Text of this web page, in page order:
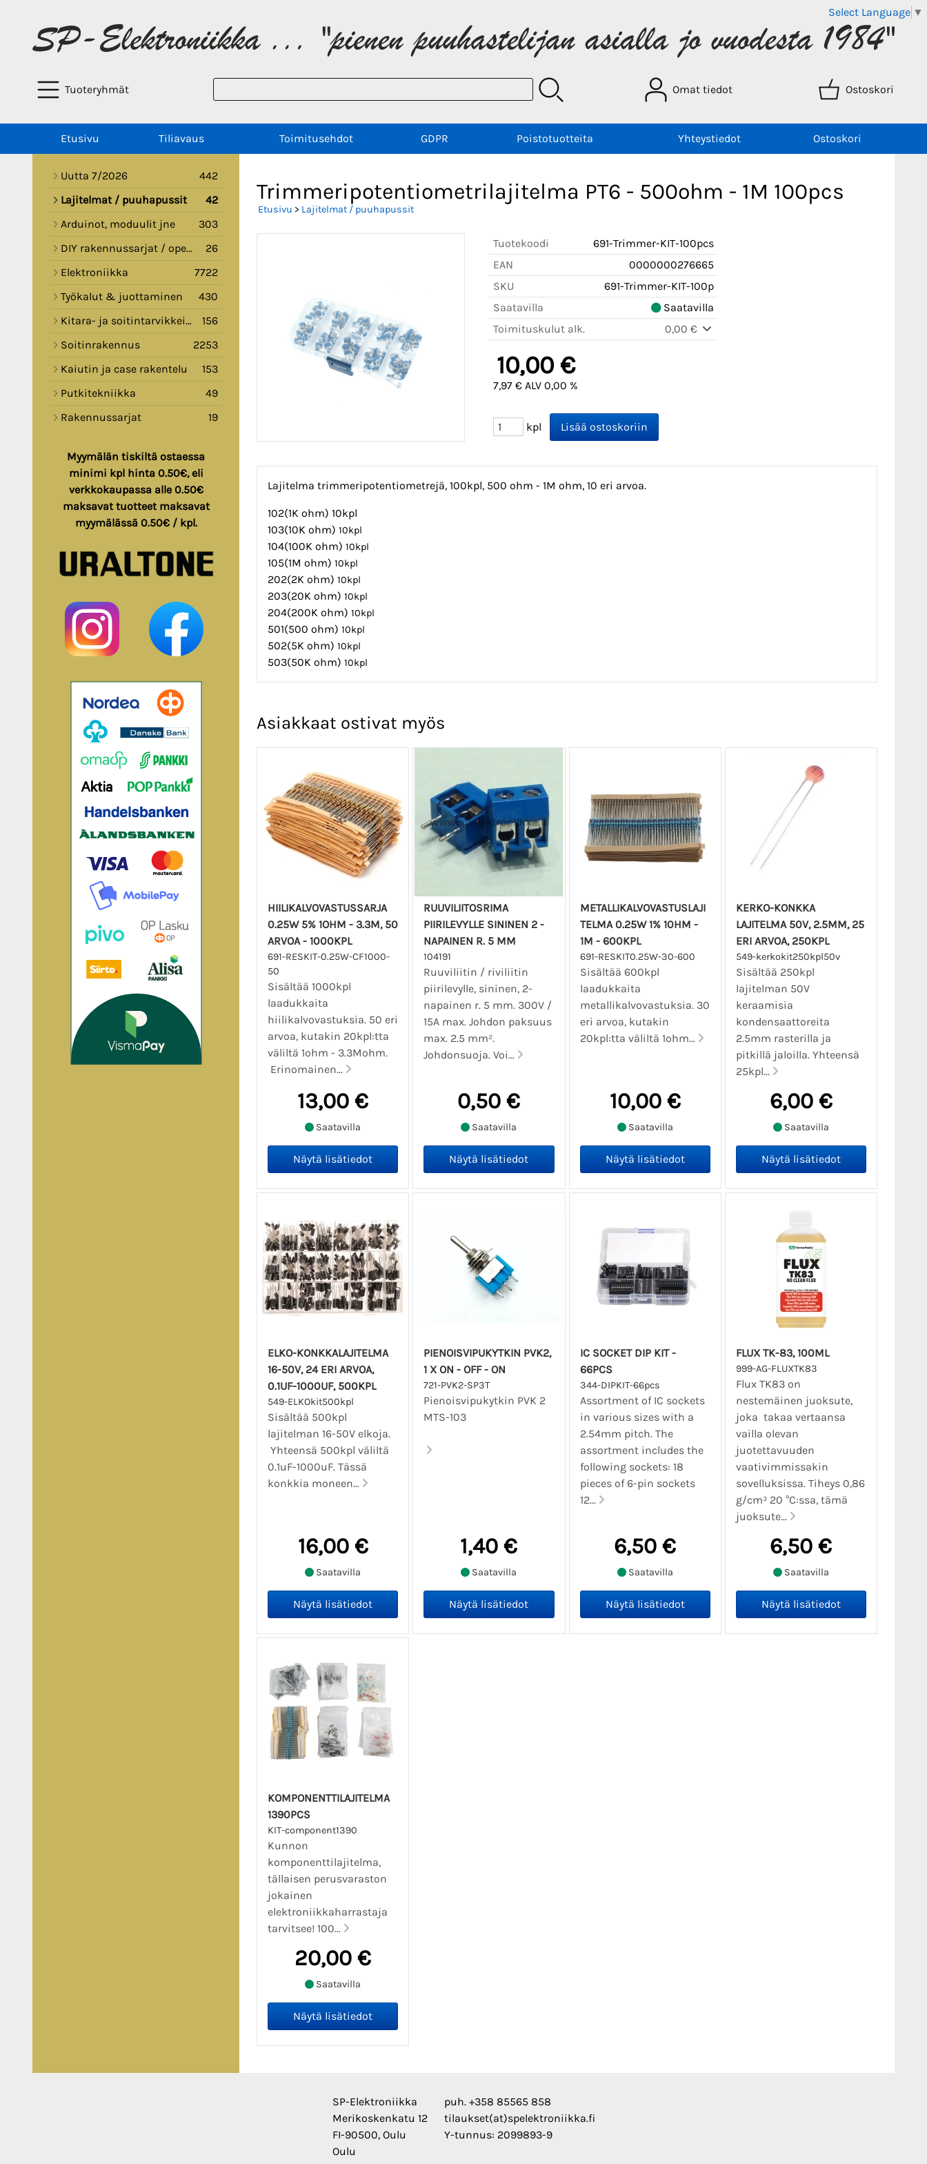
Select Language ▼
Tuoteryhmät Omat tiedot Ostoskori
Etusivu Tiliavaus Toimitusehdot GDPR Poistotuotteita Yhteystiedot Ostoskori
Uutta 7/2026
442
Lajitelmat / puuhapussit
42
Arduinot, moduulit jne
303
DIY rakennussarjat / opetussarjat
26
Elektroniikka
7722
Työkalut & juottaminen
430
Kitara- ja soitintarvikkeita
156
Soitinrakennus
2253
Kaiutin ja case rakentelu
153
Putkitekniikka
49
Rakennussarjat
19
Myymälän tiskiltä ostaessa
minimi kpl hinta 0.50€, eli
verkkokaupassa alle 0.50€
maksavat tuotteet maksavat
myymälässä 0.50€ / kpl.
Trimmeripotentiometrilajitelma PT6 - 500ohm - 1M 100pcs
Etusivu > Lajitelmat / puuhapussit
Tuotekoodi
691-Trimmer-KIT-100pcs
EAN
0000000276665
SKU
691-Trimmer-KIT-100p
Saatavilla
Saatavilla
Toimituskulut alk.
0,00 €
10,00 €
7,97 € ALV 0,00 %
kpl
Lajitelma trimmeripotentiometrejä, 100kpl, 500 ohm - 1M ohm, 10 eri arvoa.
102(1K ohm) 10kpl
103(10K ohm) 10kpl
104(100K ohm) 10kpl
105(1M ohm) 10kpl
202(2K ohm) 10kpl
203(20K ohm) 10kpl
204(200K ohm) 10kpl
501(500 ohm) 10kpl
502(5K ohm) 10kpl
503(50K ohm) 10kpl
Asiakkaat ostivat myös
HIILIKALVOVASTUSSARJA
0.25W 5% 1OHM - 3.3M, 50
ARVOA - 1000KPL
691-RESKIT-0.25W-CF1000-
50
Sisältää 1000kpl
laadukkaita
hiilikalvovastuksia. 50 eri
arvoa, kutakin 20kpl:tta
väliltä 1ohm - 3.3Mohm.
Erinomainen...
13,00 €
Saatavilla
RUUVILIITOSRIMA
PIIRILEVYLLE SININEN 2 -
NAPAINEN R. 5 MM
104191
Ruuviliitin / riviliitin
piirilevylle, sininen, 2-
napainen r. 5 mm. 300V /
15A max. Johdon paksuus
max. 2.5 mm².
Johdonsuoja. Voi...
0,50 €
Saatavilla
METALLIKALVOVASTUSLAJI
TELMA 0.25W 1% 10HM -
1M - 600KPL
691-RESKIT0.25W-30-600
Sisältää 600kpl
laadukkaita
metallikalvovastuksia. 30
eri arvoa, kutakin
20kpl:tta väliltä 1ohm...
10,00 €
Saatavilla
KERKO-KONKKA
LAJITELMA 50V, 2.5MM, 25
ERI ARVOA, 250KPL
549-kerkokit250kpl50v
Sisältää 250kpl
lajitelman 50V
keraamisia
kondensaattoreita
2.5mm rasterilla ja
pitkillä jaloilla. Yhteensä
25kpl...
6,00 €
Saatavilla
ELKO-KONKKALAJITELMA
16-50V, 24 ERI ARVOA,
0.1UF-1000UF, 500KPL
549-ELKOkit500kpl
Sisältää 500kpl
lajitelman 16-50V elkoja.
Yhteensä 500kpl väliltä
0.1uF-1000uF. Tässä
konkkia moneen...
16,00 €
Saatavilla
PIENOISVIPUKYTKIN PVK2,
1 X ON - OFF - ON
721-PVK2-SP3T
Pienoisvipukytkin PVK 2
MTS-103
1,40 €
Saatavilla
IC SOCKET DIP KIT -
66PCS
344-DIPKIT-66pcs
Assortment of IC sockets
in various sizes with a
2.54mm pitch. The
assortment includes the
following sockets: 18
pieces of 6-pin sockets
12...
6,50 €
Saatavilla
FLUX TK-83, 100ML
999-AG-FLUXTK83
Flux TK83 on
nestemäinen juoksute,
joka takaa vertaansa
vailla olevan
juotettavuuden
vaativimmissakin
sovelluksissa. Tiheys 0,86
g/cm³ 20 °C:ssa, tämä
juoksute...
6,50 €
Saatavilla
KOMPONENTTILAJITELMA
1390PCS
KIT-component1390
Kunnon
komponenttilajitelma,
tällaisen perusvaraston
jokainen
elektroniikkaharrastaja
tarvitsee! 100...
20,00 €
Saatavilla
SP-Elektroniikka
Merikoskenkatu 12
FI-90500, Oulu
Oulu
puh. +358 85565 858
tilaukset(at)spelektroniikka.fi
Y-tunnus: 2099893-9